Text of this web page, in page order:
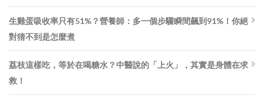
生雞蛋吸收率只有51%？營養師：多一個步驟瞬間飆到91%！你絕
對猜不到是怎麼煮
荔枝這樣吃，等於在喝糖水？中醫說的「上火」，其實是身體在求
救！